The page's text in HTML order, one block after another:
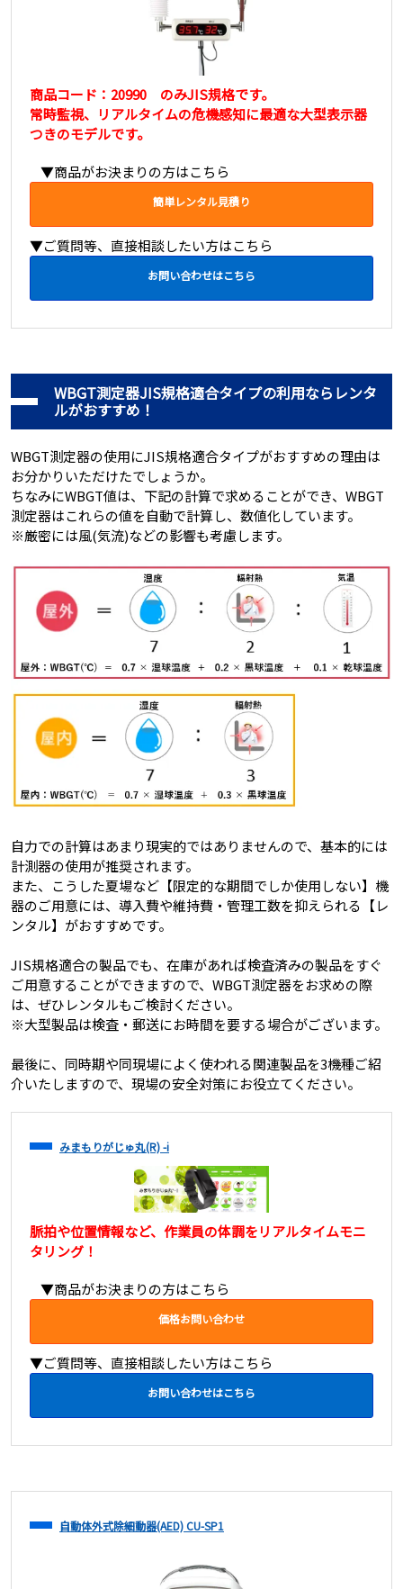
商品コード：20990 のみJIS規格です。
常時監視、リアルタイムの危機感知に最適な大型表示器
つきのモデルです。
▼商品がお決まりの方はこちら
簡単レンタル見積り
▼ご質問等、直接相談したい方はこちら
お問い合わせはこちら
WBGT測定器JIS規格適合タイプの利用ならレンタ
ルがおすすめ！
WBGT測定器の使用にJIS規格適合タイプがおすすめの理由は
お分かりいただけたでしょうか。
ちなみにWBGT値は、下記の計算で求めることができ、WBGT
測定器はこれらの値を自動で計算し、数値化しています。
※厳密には風(気流)などの影響も考慮します。
自力での計算はあまり現実的ではありませんので、基本的には
計測器の使用が推奨されます。
また、こうした夏場など【限定的な期間でしか使用しない】機
器のご用意には、導入費や維持費・管理工数を抑えられる【レ
ンタル】がおすすめです。
JIS規格適合の製品でも、在庫があれば検査済みの製品をすぐ
ご用意することができますので、WBGT測定器をお求めの際
は、ぜひレンタルもご検討ください。
※大型製品は検査・郵送にお時間を要する場合がございます。
最後に、同時期や同現場によく使われる関連製品を3機種ご紹
介いたしますので、現場の安全対策にお役立てください。
みまもりがじゅ丸(R) -i
脈拍や位置情報など、作業員の体調をリアルタイムモニ
タリング！
▼商品がお決まりの方はこちら
価格お問い合わせ
▼ご質問等、直接相談したい方はこちら
お問い合わせはこちら
自動体外式除細動器(AED) CU-SP1